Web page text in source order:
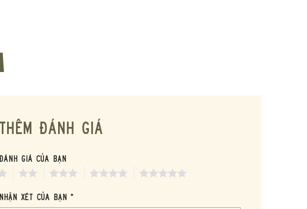
THÊM ĐÁNH GIÁ
Đánh giá của bạn
Nhận xét của bạn *